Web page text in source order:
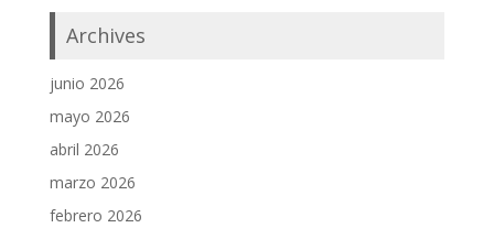
Archives
junio 2026
mayo 2026
abril 2026
marzo 2026
febrero 2026